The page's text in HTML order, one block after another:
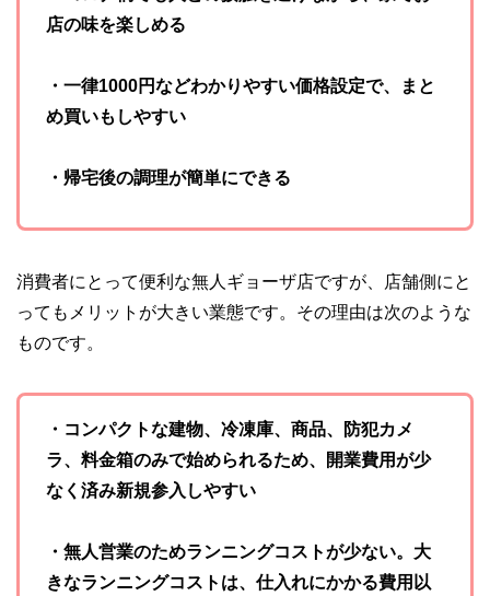
店の味を楽しめる
・一律1000円などわかりやすい価格設定で、まと
め買いもしやすい
・帰宅後の調理が簡単にできる
消費者にとって便利な無人ギョーザ店ですが、店舗側にと
ってもメリットが大きい業態です。その理由は次のような
ものです。
・コンパクトな建物、冷凍庫、商品、防犯カメ
ラ、料金箱のみで始められるため、開業費用が少
なく済み新規参入しやすい
・無人営業のためランニングコストが少ない。大
きなランニングコストは、仕入れにかかる費用以